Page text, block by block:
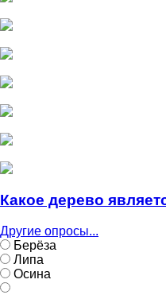
Какое дерево
Другие опросы...
Берёза
Липа
Осина